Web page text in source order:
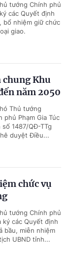
tướng Chính phủ
các Quyết định
bổ nhiệm giữ chức
giao.
chung Khu
năm 2050
Thủ tướng
phủ Phạm Gia Túc
1487/QĐ-TTg
duyệt Điều...
chức vụ
tướng Chính phủ
ký các Quyết định
bầu, miễn nhiệm
UBND tỉnh...